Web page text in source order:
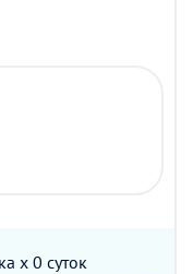
x 0 суток